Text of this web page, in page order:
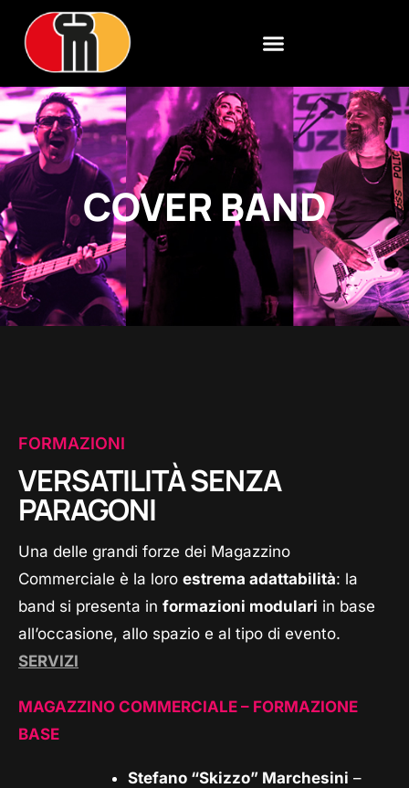
COVER BAND
FORMAZIONI
VERSATILITÀ SENZA
PARAGONI
Una delle grandi forze dei Magazzino
Commerciale è la loro estrema adattabilità: la
band si presenta in formazioni modulari in base
all’occasione, allo spazio e al tipo di evento.
SERVIZI
MAGAZZINO COMMERCIALE – FORMAZIONE
BASE
Stefano “Skizzo” Marchesini –